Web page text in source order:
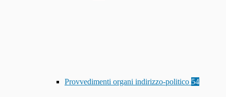
Provvedimenti organi indirizzo-politico 54